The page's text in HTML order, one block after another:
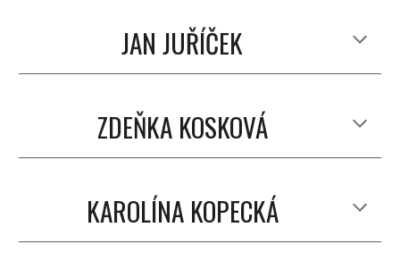
JAN JUŘÍČEK
ZDEŇKA KOSKOVÁ
KAROLÍNA KOPECKÁ